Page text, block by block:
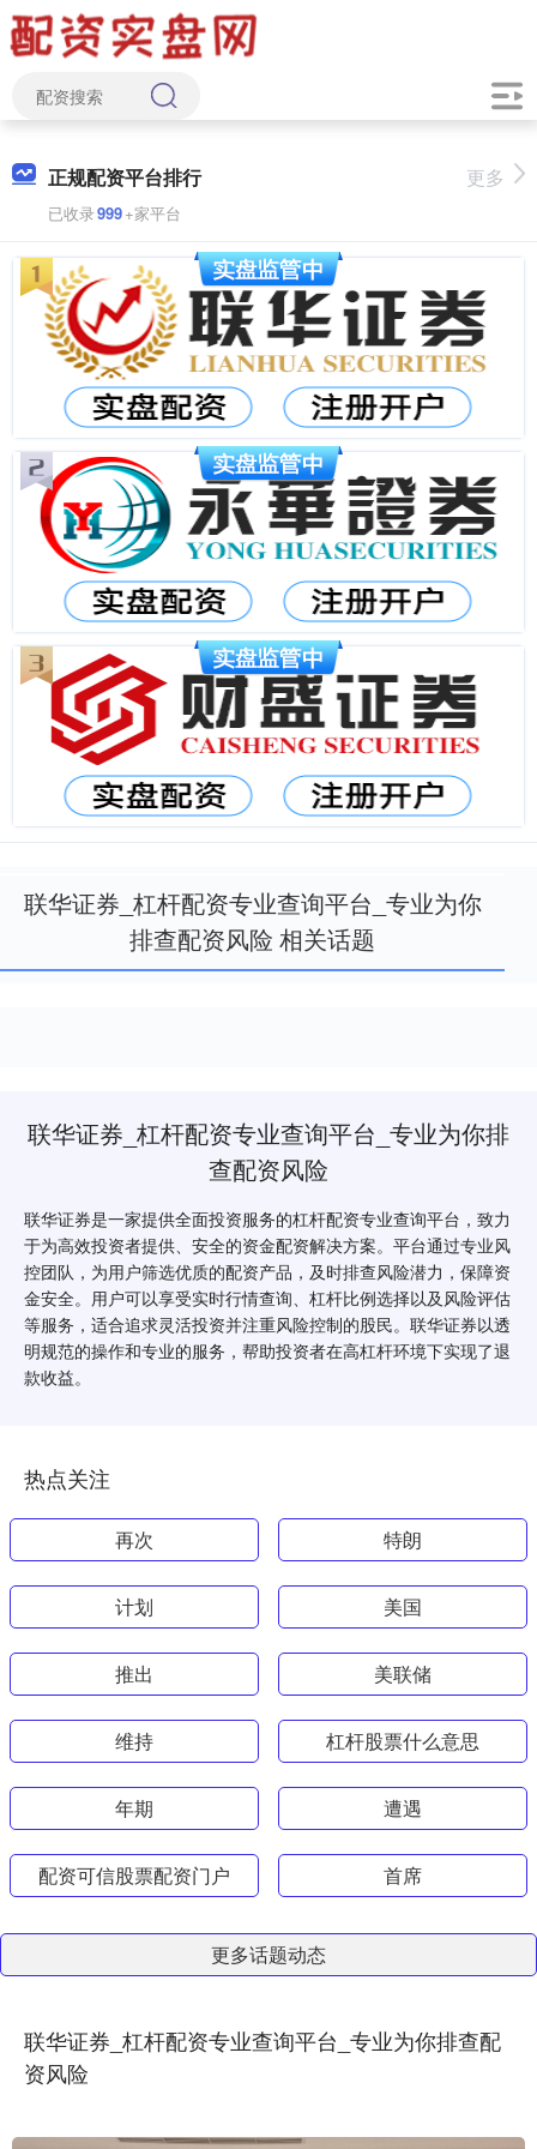
正规配资平台排行
已收录999+家平台
更多
联华证券_杠杆配资专业查询平台_专业为你
排查配资风险 相关话题
联华证券_杠杆配资专业查询平台_专业为你排
查配资风险
联华证券是一家提供全面投资服务的杠杆配资专业查询平台，致力
于为高效投资者提供、安全的资金配资解决方案。平台通过专业风
控团队，为用户筛选优质的配资产品，及时排查风险潜力，保障资
金安全。用户可以享受实时行情查询、杠杆比例选择以及风险评估
等服务，适合追求灵活投资并注重风险控制的股民。联华证券以透
明规范的操作和专业的服务，帮助投资者在高杠杆环境下实现了退
款收益。
热点关注
再次 特朗
计划 美国
推出 美联储
维持 杠杆股票什么意思
年期 遭遇
配资可信股票配资门户 首席
更多话题动态
联华证券_杠杆配资专业查询平台_专业为你排查配
资风险